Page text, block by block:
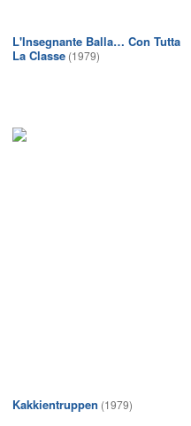
L'Insegnante Balla… Con Tutta
La Classe (1979)
Kakkientruppen (1979)